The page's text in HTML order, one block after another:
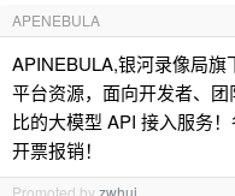
APENEBULA
APINEBULA,银河录像局
平台资源，面向开发者、
比的大模型 API 接入服务
开票报销！